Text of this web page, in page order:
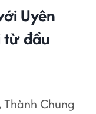
Uyên
từ đầu
Chung